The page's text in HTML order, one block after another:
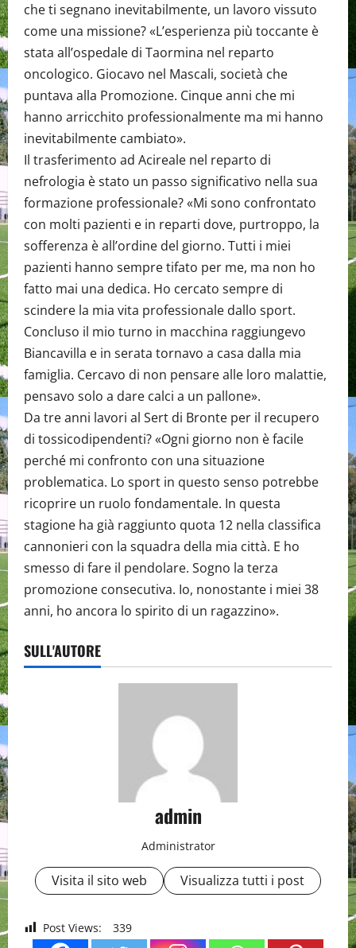
che ti segnano inevitabilmente, un lavoro vissuto
come una missione? «L’esperienza più toccante è
stata all’ospedale di Taormina nel reparto
oncologico. Giocavo nel Mascali, società che
puntava alla Promozione. Cinque anni che mi
hanno arricchito professionalmente ma mi hanno
inevitabilmente cambiato».
Il trasferimento ad Acireale nel reparto di
nefrologia è stato un passo significativo nella sua
formazione professionale? «Mi sono confrontato
con molti pazienti e in reparti dove, purtroppo, la
sofferenza è all’ordine del giorno. Tutti i miei
pazienti hanno sempre tifato per me, ma non ho
fatto mai una dedica. Ho cercato sempre di
scindere la mia vita professionale dallo sport.
Concluso il mio turno in macchina raggiungevo
Biancavilla e in serata tornavo a casa dalla mia
famiglia. Cercavo di non pensare alle loro malattie,
pensavo solo a dare calci a un pallone».
Da tre anni lavori al Sert di Bronte per il recupero
di tossicodipendenti? «Ogni giorno non è facile
perché mi confronto con una situazione
problematica. Lo sport in questo senso potrebbe
ricoprire un ruolo fondamentale. In questa
stagione ha già raggiunto quota 12 nella classifica
cannonieri con la squadra della mia città. E ho
smesso di fare il pendolare. Sogno la terza
promozione consecutiva. Io, nonostante i miei 38
anni, ho ancora lo spirito di un ragazzino».
SULL'AUTORE
admin
Administrator
Visita il sito web Visualizza tutti i post
Post Views: 339